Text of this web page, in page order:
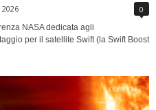
0
NASA dedicata agli
per il satellite Swift (la Swift Boost